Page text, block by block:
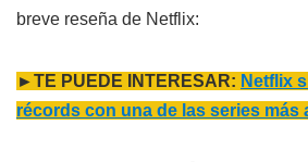
breve reseña de Netflix:
►TE PUEDE INTERESAR: Netflix
récords con una de las series más